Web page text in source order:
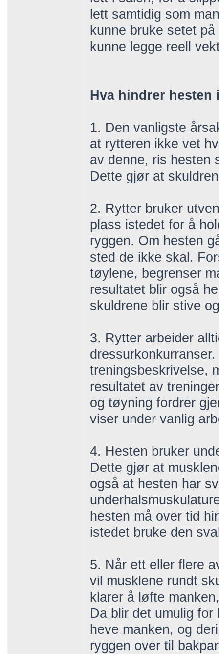
lett samtidig som
kunne bruke setet
kunne legge reell
Hva hindrer hesten
1. Den vanligste
at rytteren ikke vet
av denne, ris hesten
Dette gjør at
2. Rytter bruker
plass istedet for å
ryggen. Om hesten
sted de ikke skal.
tøylene, begrenser
resultatet blir også
skuldrene blir stive
3. Rytter arbeider
treningsbeskrivelse,
resultatet av
og tøyning fordrer
viser under vanlig
4. Hesten bruker
Dette gjør at
også at hesten har
hesten må over tid
istedet bruke den
5. Når ett eller flere
vil musklene rundt
klarer å løfte
Da blir det umulig
heve manken, og
ryggen over til